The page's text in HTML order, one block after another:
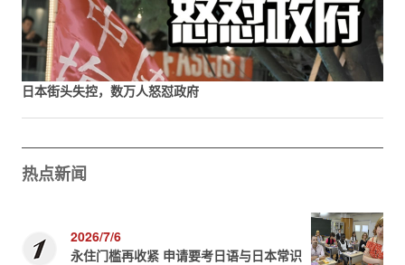
日本街头失控，数万人怒怼政府
热点新闻
2026/7/6
永住门槛再收紧 申请要考日语与日本常识